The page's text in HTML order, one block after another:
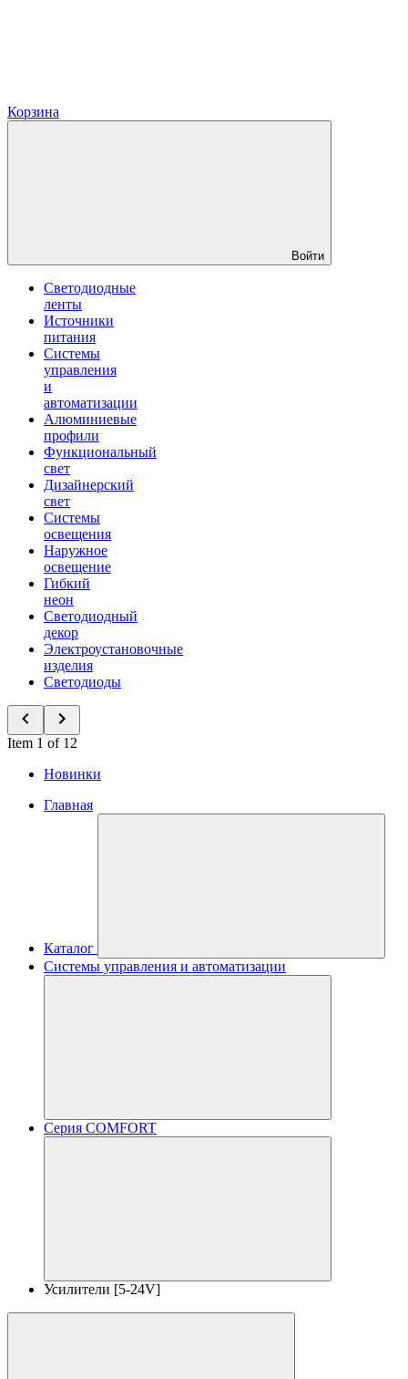
Корзина
Войти
Светодиодные
ленты
Источники
питания
Системы
управления
и
автоматизации
Алюминиевые
профили
Функциональный
свет
Дизайнерский
свет
Системы
освещения
Наружное
освещение
Гибкий
неон
Светодиодный
декор
Электроустановочные
изделия
Светодиоды
Item 1 of 12
Новинки
Главная
Каталог
Системы управления и автоматизации
Серия COMFORT
Усилители [5-24V]